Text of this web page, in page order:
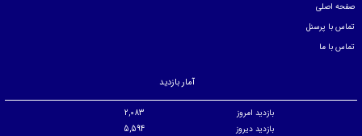
صفحه اصلی
تماس با پرسنل
تماس با ما
آمار بازدید
بازدید امروز
2,083
بازدید دیروز
5,594